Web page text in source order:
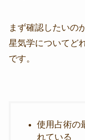
まず確認したいの
星気学についてど
です。
使用占術の
れている